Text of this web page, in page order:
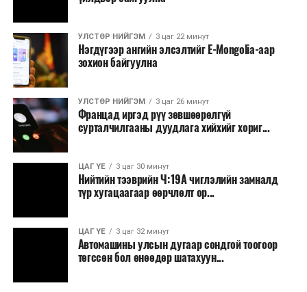
гурав дахь Даваа гаригт уламжлал болгон явуулдаг.
Олон улсын марафоны тэмцээнүүд дундаас нэр
хүндээрээ тэргүүлэх энэхүү уралдаанд оролцохын
тулд гүйгчид тодорхой босго хугацаа давсан байх
шаардлагатай нь онцлог юм.
УЛСТӨР НИЙГЭМ 3 цаг 22 минут
Нэгдүгээр ангийн элсэлтийг E-Mongolia-аар
зохион байгуулна
УЛСТӨР НИЙГЭМ 3 цаг 26 минут
Францад иргэд рүү зөвшөөрөлгүй
сурталчилгааны дуудлага хийхийг хориг...
ЦАГ ҮЕ 3 цаг 30 минут
Нийтийн тээврийн Ч:19А чиглэлийн замналд
түр хугацаагаар өөрчлөлт ор...
ЦАГ ҮЕ 3 цаг 32 минут
Автомашины улсын дугаар сондгой тоогоор
төгссөн бол өнөөдөр шатахуун...